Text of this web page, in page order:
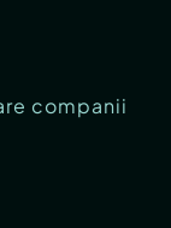
companii